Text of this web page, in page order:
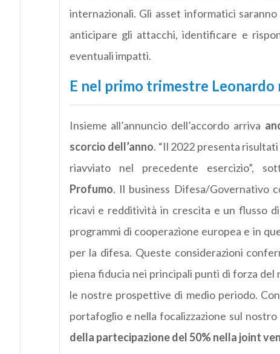
internazionali. Gli asset informatici
anticipare gli attacchi, identificare e
eventuali impatti.
E nel primo trimestre
Insieme all’annuncio dell’accordo arriva
scorcio dell’anno. “Il 2022 presenta
riavviato nel precedente esercizio”,
Profumo. Il business Difesa/Governativo
ricavi e redditività in crescita e un flusso
programmi di cooperazione europea e in
per la difesa. Queste considerazioni
piena fiducia nei principali punti di forza
le nostre prospettive di medio periodo.
portafoglio e nella focalizzazione sul nostro
della partecipazione del 50% nella joint